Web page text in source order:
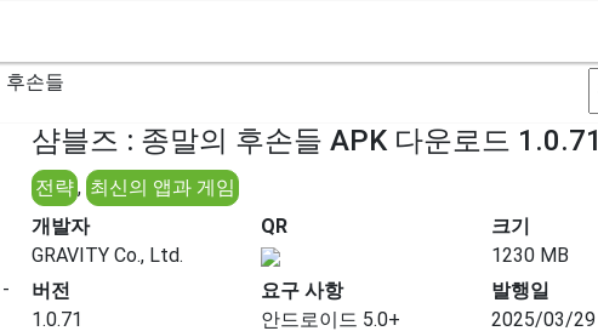
후손들
샴블즈 : 종말의 후손들 APK 다운로드 1.0.71
전략, 최신의 앱과 게임
개발자
GRAVITY Co., Ltd.
QR
크기
1230 MB
버전
1.0.71
요구 사항
안드로이드 5.0+
발행일
2025/03/29